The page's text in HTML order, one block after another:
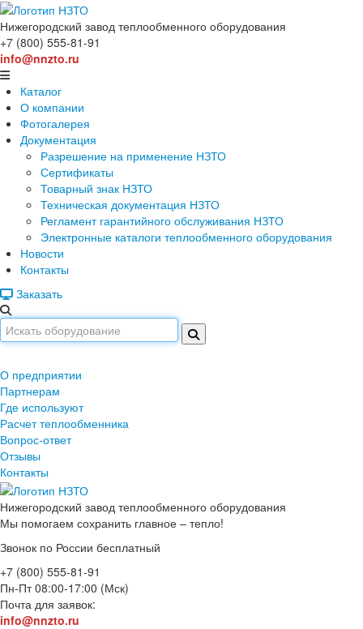
Нижегородский завод теплообменного оборудования
+7 (800) 555-81-91
info@nnzto.ru
Каталог
О компании
Фотогалерея
Документация
Разрешение на применение НЗТО
Сертификаты
Товарный знак НЗТО
Техническая документация НЗТО
Регламент гарантийного обслуживания НЗТО
Электронные каталоги теплообменного оборудования
Новости
Контакты
Заказать
О предприятии
Партнерам
Где используют
Расчет теплообменника
Вопрос-ответ
Отзывы
Контакты
Нижегородский завод теплообменного оборудования
Мы помогаем сохранить главное – тепло!
Звонок по России бесплатный
+7 (800) 555-81-91
Пн-Пт 08:00-17:00 (Мск)
Почта для заявок:
info@nnzto.ru